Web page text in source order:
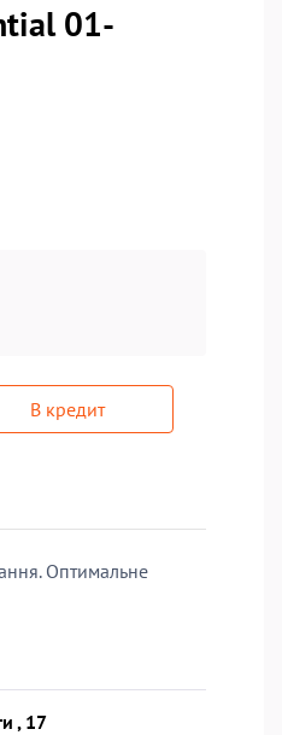
01-
В кредит
Оптимальне
, 17